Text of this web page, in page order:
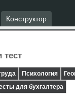
Конструктор
тест
Психология
для бухгалтера